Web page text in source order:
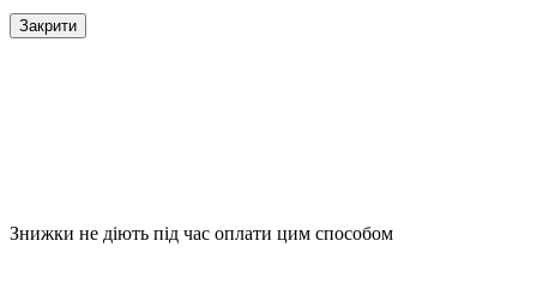
Закрити
Знижки не діють під час оплати цим способом